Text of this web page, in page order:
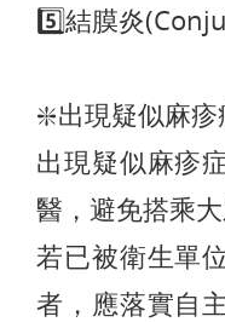
5️⃣結膜炎
❇️出現疑似麻
出現疑似麻疹
醫，避免搭乘大
若已被衛生單
者，應落實自